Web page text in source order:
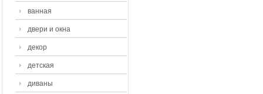
ванная
двери и окна
декор
детская
диваны